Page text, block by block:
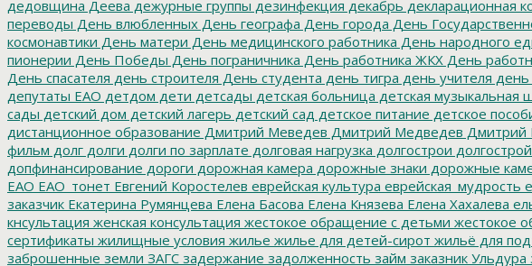
дедовщина Деева дежурные группы дезинфекция декабрь декларационная
переводы День влюбленных День географа День города День
космонавтики День матери День медицинского работника День народного
пионерии День Победы День пограничника День работника ЖКХ День
День спасателя день строителя День студента день тигра день учителя день
депутаты ЕАО детдом дети детсады детская больница детская музыкальная
сады детский дом детский лагерь детский сад детское питание детское
дистанционное образование Дмитрий Меведев Дмитрий Медведев Дмитрий
фильм долг долги долги по зарплате долговая нагрузка долгострои долгострой
допфинансирование дороги дорожная камера дорожные знаки дорожные
ЕАО ЕАО_тонет Евгений Коростелев еврейская культура еврейская_мудрость
заказчик Екатерина Румянцева Елена Басова Елена Князева Елена Хахалева
кнсультация женская консультация жестокое обращение с детьми жестокое
сертификаты жилищные условия жилье жилье для детей-сирот жильё для
заброшенные земли ЗАГС задержание задолженность займ заказник Ульдура